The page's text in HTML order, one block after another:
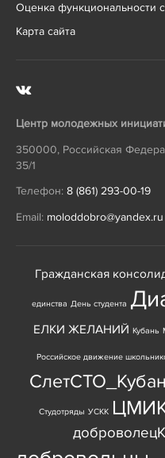
Оценка функциональности
Карта сайта
Центр молодежных
350000, Российская
35/1
Телефон: 8 (861) 293-00-19
Email: moloddobro@yandex.ru
Гражданская
единства День студента
ЕЛКИ ЖЕЛАНИЙ Кубань
Российское движение
Студотряды УСКК